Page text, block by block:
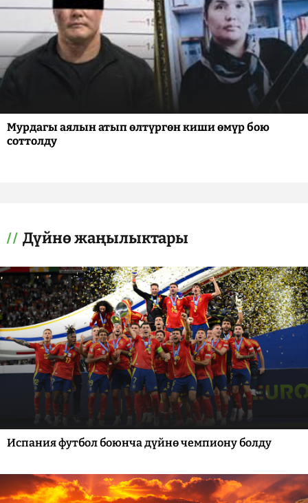
Мурдагы аялын атып өлтүргөн киши өмүр бою
соттолду
Дүйнө жаңылыктары
Испания футбол боюнча дүйнө чемпиону болду